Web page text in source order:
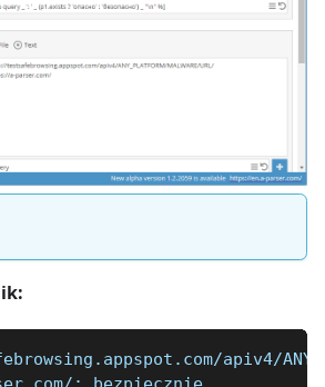
apiv4/